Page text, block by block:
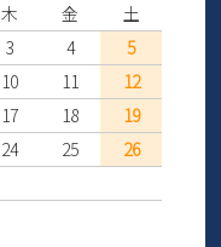
木 金
土
3 4
5
10 11
12
17 18
19
24 25
26